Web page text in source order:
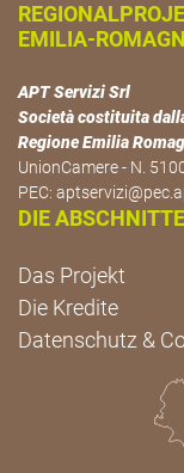
EMILIA-
APT Servizi Srl
Società costituita
Regione Emilia
UnionCamere - N.
PEC:
DIE
Das Projekt
Die Kredite
Datenschutz &